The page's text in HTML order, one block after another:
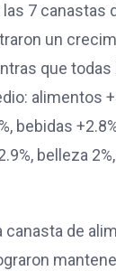
7 canastas
un
que
alimentos
bebidas
belleza
canasta de